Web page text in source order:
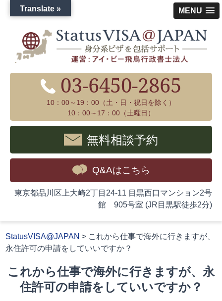
MENU
03-6450-2865
10：00～19：00（土・日・祝日を除く）
10：00～17：00（土曜日）
無料相談予約
Q&Aはこちら
東京都品川区上大崎2丁目24-11 目黒西口マンション2号
館 905号室 (JR目黒駅徒歩2分)
StatusVISA@JAPAN > これから仕事で海外に行きますが、
永住許可の申請をしていいですか？
これから仕事で海外に行きますが、永
住許可の申請をしていいですか？
Translate »